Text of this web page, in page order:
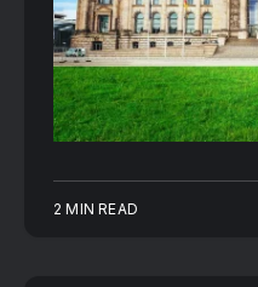
2 MIN READ